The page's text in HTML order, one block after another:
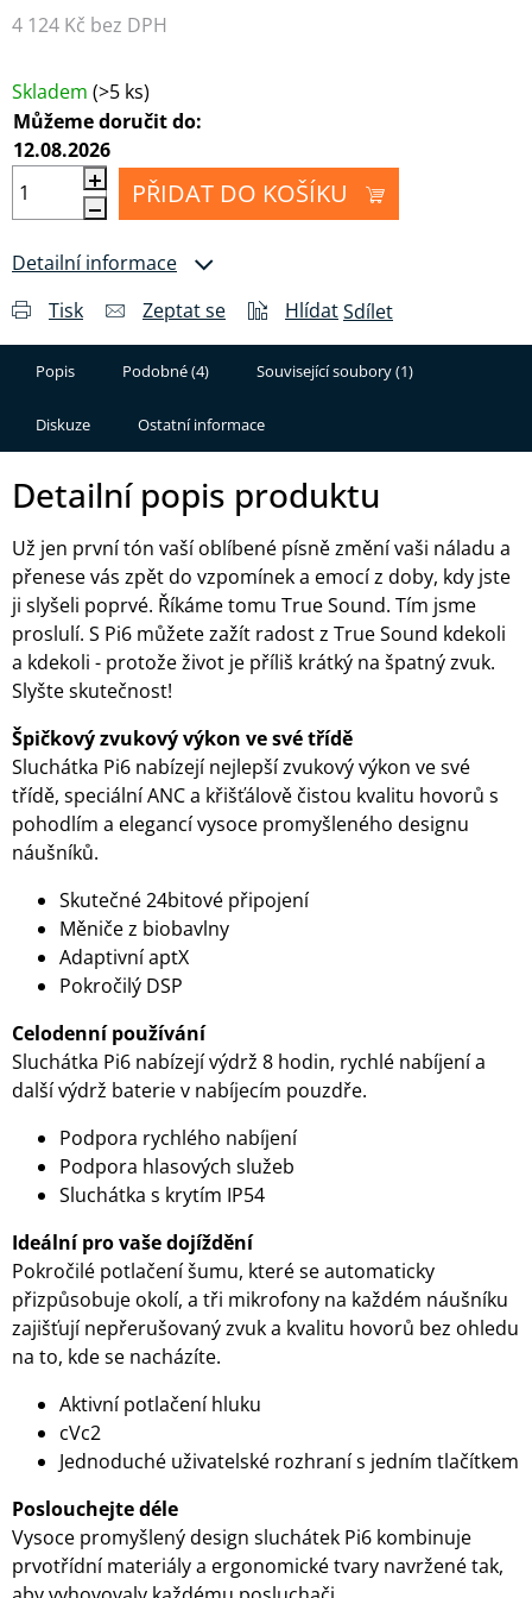
4 124 Kč bez DPH
Skladem (>5 ks)
Můžeme doručit do:
12.08.2026
PŘIDAT DO KOŠÍKU
Detailní informace
Tisk
Zeptat se HlídatSdílet
Popis Podobné (4) Související soubory (1)
Diskuze Ostatní informace
Detailní popis produktu
Už jen první tón vaší oblíbené písně změní vaši náladu a
přenese vás zpět do vzpomínek a emocí z doby, kdy jste
ji slyšeli poprvé. Říkáme tomu True Sound. Tím jsme
proslulí. S Pi6 můžete zažít radost z True Sound kdekoli
a kdekoli - protože život je příliš krátký na špatný zvuk.
Slyšte skutečnost!
Špičkový zvukový výkon ve své třídě
Sluchátka Pi6 nabízejí nejlepší zvukový výkon ve své
třídě, speciální ANC a křišťálově čistou kvalitu hovorů s
pohodlím a elegancí vysoce promyšleného designu
náušníků.
Skutečné 24bitové připojení
Měniče z biobavlny
Adaptivní aptX
Pokročilý DSP
Celodenní používání
Sluchátka Pi6 nabízejí výdrž 8 hodin, rychlé nabíjení a
další výdrž baterie v nabíjecím pouzdře.
Podpora rychlého nabíjení
Podpora hlasových služeb
Sluchátka s krytím IP54
Ideální pro vaše dojíždění
Pokročilé potlačení šumu, které se automaticky
přizpůsobuje okolí, a tři mikrofony na každém náušníku
zajišťují nepřerušovaný zvuk a kvalitu hovorů bez ohledu
na to, kde se nacházíte.
Aktivní potlačení hluku
cVc2
Jednoduché uživatelské rozhraní s jedním tlačítkem
Poslouchejte déle
Vysoce promyšlený design sluchátek Pi6 kombinuje
prvotřídní materiály a ergonomické tvary navržené tak,